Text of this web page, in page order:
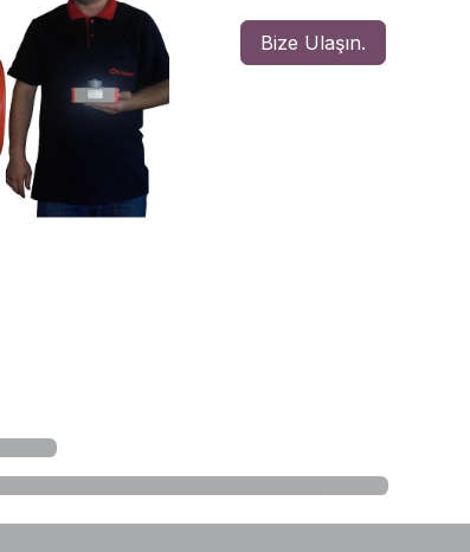
Bize Ulaşın.